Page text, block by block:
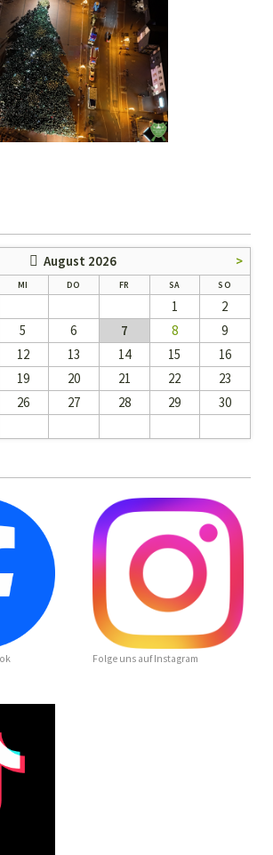
August 2026 >
MI DO NNERSTAG
FR SA SO
1
2
5 6 7 8
9
12 13 14 15
16
19 20 21 22
23
26 27 28 29
30
Folge uns auf Instagram